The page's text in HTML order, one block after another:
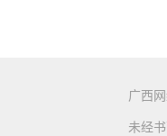
广西
未经